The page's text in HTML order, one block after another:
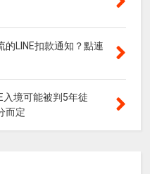
的LINE扣款通知？點連
入境可能被判5年徒
而定